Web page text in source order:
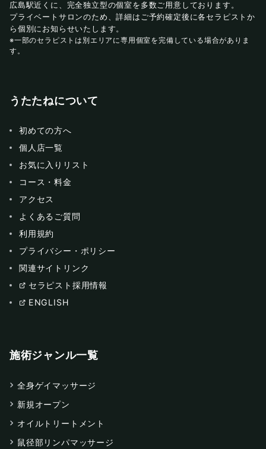
広島駅近くに、完全独立型の個室を多数ご用意しております。
プライベートサロンのため、詳細はご予約確定後に各セラピストか
ら個別にお知らせいたします。
※一部のセラピストは別エリアに専用個室を完備している場合がありま
す。
うたたねについて
初めての方へ
個人店一覧
お気に入りリスト
コース・料金
アクセス
よくあるご質問
利用規約
プライバシー・ポリシー
関連サイトリンク
セラピスト採用情報
ENGLISH
施術ジャンル一覧
全身ゲイマッサージ
新規オープン
オイルトリートメント
鼠径部リンパマッサージ